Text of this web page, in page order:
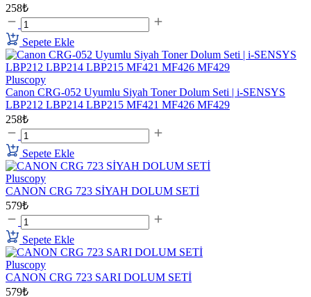
258₺
Sepete Ekle
Pluscopy
Canon CRG-052 Uyumlu Siyah Toner Dolum Seti | i-SENSYS
LBP212 LBP214 LBP215 MF421 MF426 MF429
258₺
Sepete Ekle
Pluscopy
CANON CRG 723 SİYAH DOLUM SETİ
579₺
Sepete Ekle
Pluscopy
CANON CRG 723 SARI DOLUM SETİ
579₺